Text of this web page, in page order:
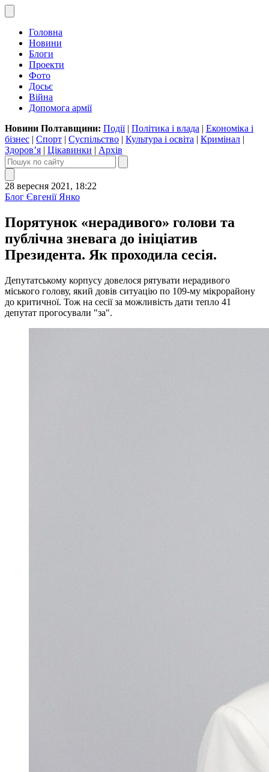
Головна
Новини
Блоги
Проекти
Фото
Досьє
Війна
Допомога армії
Новини Полтавщини: Події| Політика і влада | Економіка і
бізнес | Спорт | Суспільство | Культура і освіта | Кримінал |
Здоров’я | Цікавинки | Архів
28 вересня 2021, 18:22
Блог Євгенії Янко
Порятунок «нерадивого» голови та
публічна зневага до ініціатив
Президента. Як проходила сесія.
Депутатському корпусу довелося рятувати нерадивого
міського голову, який довів ситуацію по 109-му мікрорайону
до критичної. Тож на сесії за можливість дати тепло 41
депутат прогосували "за".